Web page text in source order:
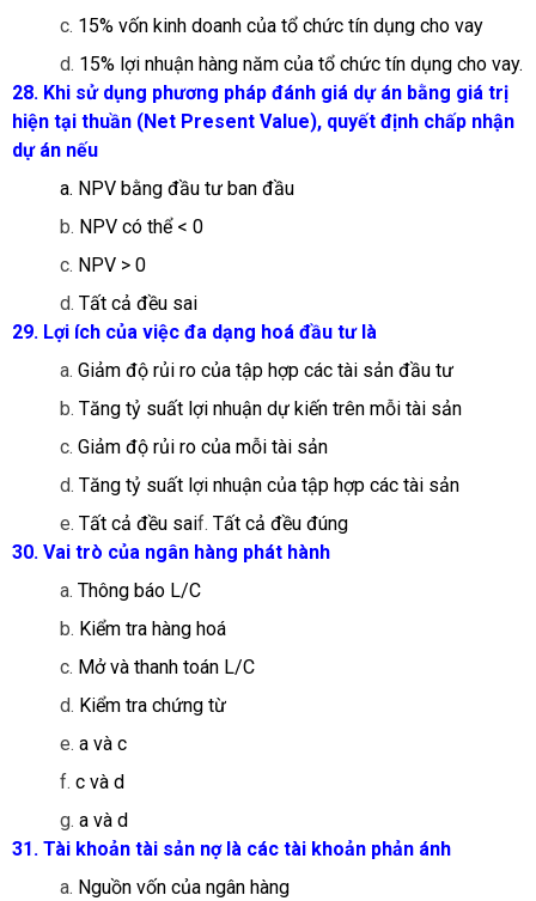
c. 15% vốn kinh doanh của tổ chức tín dụng cho vay
d. 15% lợi nhuận hàng năm của tổ chức tín dụng cho vay.
28. Khi sử dụng phương pháp đánh giá dự án bằng giá trị
hiện tại thuần (Net Present Value), quyết định chấp nhận
dự án nếu
a. NPV bằng đầu tư ban đầu
b. NPV có thể < 0
c. NPV > 0
d. Tất cả đều sai
29. Lợi ích của việc đa dạng hoá đầu tư là
a. Giảm độ rủi ro của tập hợp các tài sản đầu tư
b. Tăng tỷ suất lợi nhuận dự kiến trên mỗi tài sản
c. Giảm độ rủi ro của mỗi tài sản
d. Tăng tỷ suất lợi nhuận của tập hợp các tài sản
e. Tất cả đều saif. Tất cả đều đúng
30. Vai trò của ngân hàng phát hành
a. Thông báo L/C
b. Kiểm tra hàng hoá
c. Mở và thanh toán L/C
d. Kiểm tra chứng từ
e. a và c
f. c và d
g. a và d
31. Tài khoản tài sản nợ là các tài khoản phản ánh
a. Nguồn vốn của ngân hàng